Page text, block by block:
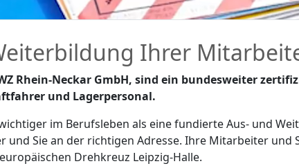
Ihrer
Rhein-Neckar GmbH, sind ein bundesweiter
und Lagerpersonal.
im Berufsleben als eine fundierte Aus- und
und Sie an der richtigen Adresse. Ihre Mitarbeiter
Drehkreuz Leipzig-Halle.